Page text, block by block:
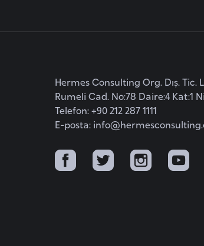
Hermes Consulting Org. Dış. Tic.
Rumeli Cad. No:78 Daire:4 Kat:1
Telefon: +90 212 287 1111
E-posta: